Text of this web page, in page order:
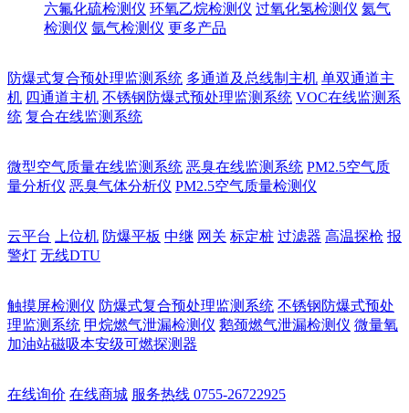
六氟化硫检测仪 环氧乙烷检测仪 过氧化氢检测仪 氦气
检测仪 氩气检测仪 更多产品
防爆式复合预处理监测系统 多通道及总线制主机 单双通道主
机 四通道主机 不锈钢防爆式预处理监测系统 VOC在线监测系
统 复合在线监测系统
微型空气质量在线监测系统 恶臭在线监测系统 PM2.5空气质
量分析仪 恶臭气体分析仪 PM2.5空气质量检测仪
云平台 上位机 防爆平板 中继 网关 标定桩 过滤器 高温探枪 报
警灯 无线DTU
触摸屏检测仪 防爆式复合预处理监测系统 不锈钢防爆式预处
理监测系统 甲烷燃气泄漏检测仪 鹅颈燃气泄漏检测仪 微量氧
加油站磁吸本安级可燃探测器
在线询价 在线商城 服务热线 0755-26722925